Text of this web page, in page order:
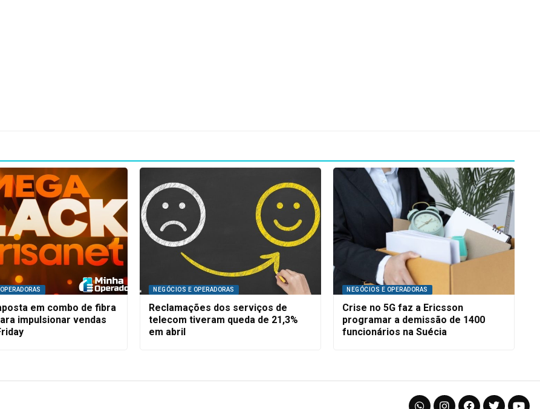
em combo de fibra
impulsionar vendas
NEGÓCIOS E OPERADORAS
Reclamações dos serviços de
telecom tiveram queda de 21,3%
em abril
NEGÓCIOS E OPERADORAS
Crise no 5G faz a Ericsson
programar a demissão de 1400
funcionários na Suécia